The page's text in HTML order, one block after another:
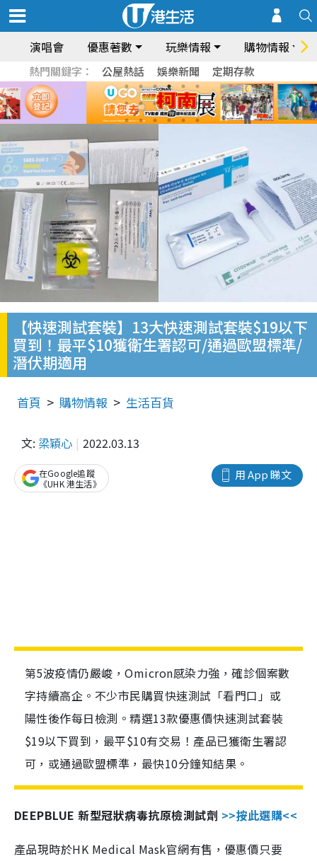
演唱會 優惠著數 玩樂情報 購物情報
熱門關鍵字： 公屋熱話 娛樂新聞 定期存款
【快速測試套裝】13大快速測試套裝$19以下
買到！最平$10獲衛生署認可/通過歐盟標準/
潛伏期適用
首頁 購物情報 生活百貨
文: 梁穎心 2022.03.13
用 App 睇文
在Google追蹤
《UHK 港生活》
第5波疫情仍嚴峻，Omicron感染力強，確診個案數
字持續高企。不少市民購買快速測試「看門口」或
陽性後作每日檢測。精選13款優惠價快速測試套裝
$19以下買到，最平$10有交易！產品已獲衛生署認
可，或通過歐盟標準，最快10分鐘知結果。
DEEPBLUE 新型冠狀病毒抗原檢測試劑 >>按此選購<<
產品現時於HK Medical Mask官網有售，優惠價只要